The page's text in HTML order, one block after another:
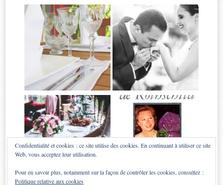
Confidentialité et cookies : ce site utilise des cookies. En continuant à utiliser ce site
Web, vous acceptez leur utilisation.
Pour en savoir plus, notamment sur la façon de contrôler les cookies, consultez :
Politique relative aux cookies